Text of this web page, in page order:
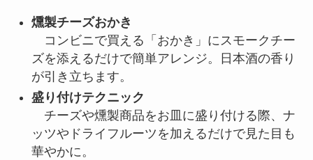
燻製チーズおかき
コンビニで買える「おかき」にスモークチー
ズを添えるだけで簡単アレンジ。日本酒の香り
が引き立ちます。
盛り付けテクニック
チーズや燻製商品をお皿に盛り付ける際、ナ
ッツやドライフルーツを加えるだけで見た目も
華やかに。